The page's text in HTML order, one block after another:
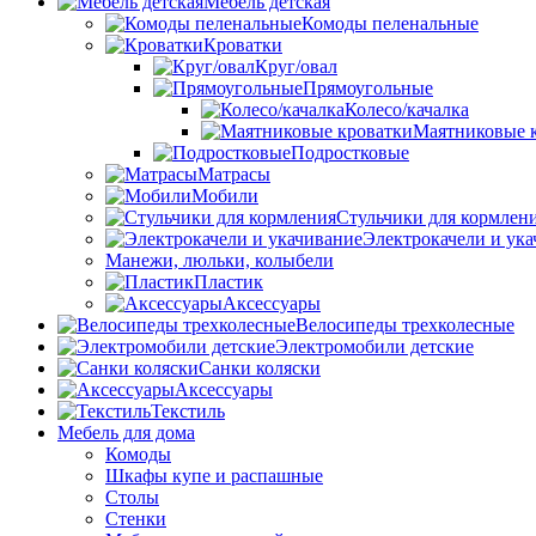
Комоды пеленальные
Кроватки
Круг/овал
Прямоугольные
Колесо/качалка
Маятниковые
Подростковые
Матрасы
Мобили
Стульчики для
Электрокачели и
Манежи, люльки, колыбели
Пластик
Аксессуары
Велосипеды трехколесные
Электромобили детские
Санки коляски
Аксессуары
Текстиль
Мебель для дома
Комоды
Шкафы купе и распашные
Столы
Стенки